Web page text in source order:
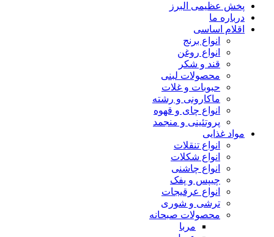
پخش عظیمی البرز
درباره ما
اقلام اساسی
انواع برنج
انواع روغن
قند و شکر
محصولات لبنی
حبوبات و غلات
ماکارونی و رشته
انواع چای و قهوه
پروتئینی و منجمد
مواد غذایی
انواع تنقلات
انواع شکلات
انواع چاشنی
چیپس و پفک
انواع عرقیجات
ترشی و شوری
محصولات صبحانه
مربا